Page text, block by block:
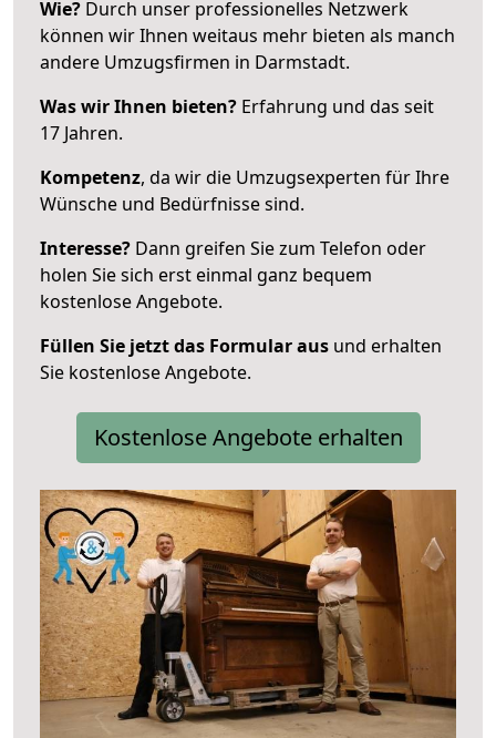
Wie? Durch unser professionelles Netzwerk
können wir Ihnen weitaus mehr bieten als manch
andere Umzugsfirmen in Darmstadt.
Was wir Ihnen bieten? Erfahrung und das seit
17 Jahren.
Kompetenz, da wir die Umzugsexperten für Ihre
Wünsche und Bedürfnisse sind.
Interesse? Dann greifen Sie zum Telefon oder
holen Sie sich erst einmal ganz bequem
kostenlose Angebote.
Füllen Sie jetzt das Formular aus und erhalten
Sie kostenlose Angebote.
Kostenlose Angebote erhalten